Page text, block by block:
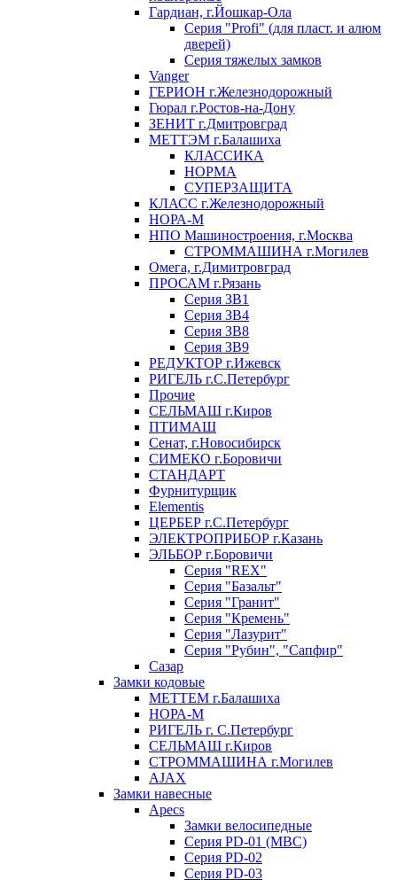
Гардиан, г.Йошкар-Ола
Серия "Profi" (для пласт. и алюм
дверей)
Серия тяжелых замков
Vanger
ГЕРИОН г.Железнодорожный
Гюрал г.Ростов-на-Дону
ЗЕНИТ г.Дмитровград
МЕТТЭМ г.Балашиха
КЛАССИКА
НОРМА
СУПЕРЗАЩИТА
КЛАСС г.Железнодорожный
НОРА-М
НПО Машиностроения, г.Москва
СТРОММАШИНА г.Могилев
Омега, г.Димитровград
ПРОСАМ г.Рязань
Серия ЗВ1
Серия ЗВ4
Серия ЗВ8
Серия ЗВ9
РЕДУКТОР г.Ижевск
РИГЕЛЬ г.С.Петербург
Прочие
СЕЛЬМАШ г.Киров
ПТИМАШ
Сенат, г.Новосибирск
СИМЕКО г.Боровичи
СТАНДАРТ
Фурнитурщик
Elementis
ЦЕРБЕР г.С.Петербург
ЭЛЕКТРОПРИБОР г.Казань
ЭЛЬБОР г.Боровичи
Серия "REX"
Серия "Базальт"
Серия "Гранит"
Серия "Кремень"
Серия "Лазурит"
Серия "Рубин", "Сапфир"
Сазар
Замки кодовые
МЕТТЕМ г.Балашиха
НОРА-М
РИГЕЛЬ г. С.Петербург
СЕЛЬМАШ г.Киров
СТРОММАШИНА г.Могилев
AJAX
Замки навесные
Apecs
Замки велосипедные
Серия PD-01 (МВС)
Серия PD-02
Серия PD-03